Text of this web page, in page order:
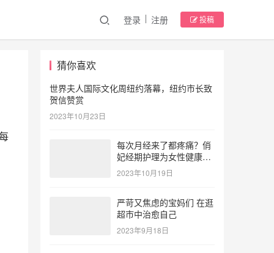
登录 注册 投稿
猜你喜欢
世界夫人国际文化周纽约落幕，纽约市长致
贺信赞赏
2023年10月23日
每次月经来了都疼痛？俏
妃经期护理为女性健康护
航
2023年10月19日
严苛又焦虑的宝妈们 在逛
超市中治愈自己
2023年9月18日